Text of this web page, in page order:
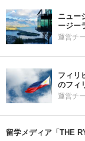
ニュー
ージー
運営チ
フィリ
のフィ
運営チ
留学メディア「THE